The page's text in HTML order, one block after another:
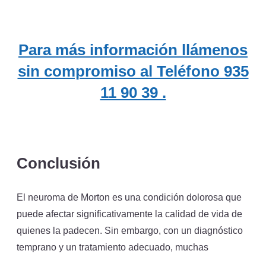
Para más información llámenos
sin compromiso al Teléfono 935
11 90 39 .
Conclusión
El neuroma de Morton es una condición dolorosa que
puede afectar significativamente la calidad de vida de
quienes la padecen. Sin embargo, con un diagnóstico
temprano y un tratamiento adecuado, muchas